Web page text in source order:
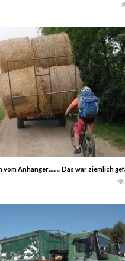
vom Anhänger…….. Das war ziemlich